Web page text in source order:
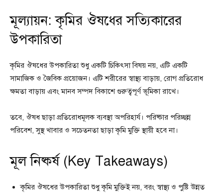
মূল্যায়ন: কৃমির ঔষধের সত্যিকারের
উপকারিতা
কৃমির ঔষধের উপকারিতা শুধু একটি চিকিৎসা বিষয় নয়, এটি একটি
সামাজিক ও জৈবিক প্রয়োজন। এটি শরীরের স্বাস্থ্য বাড়ায়, রোগ প্রতিরোধ
ক্ষমতা বাড়ায় এবং মানব সম্পদ বিকাশে গুরুত্বপূর্ণ ভূমিকা রাখে।
তবে, ঔষধ ছাড়া প্রতিরোধমূলক ব্যবস্থা অপরিহার্য। পরিষ্কার পরিচ্ছন্ন
পরিবেশ, সুস্থ খাবার ও সচেতনতা ছাড়া কৃমি মুক্তি স্থায়ী হবে না।
মূল নিষ্কর্ষ (Key Takeaways)
কৃমির ঔষধের উপকারিতা শুধু কৃমি মুক্তিই নয়, বরং স্বাস্থ্য ও পুষ্টি উন্নত